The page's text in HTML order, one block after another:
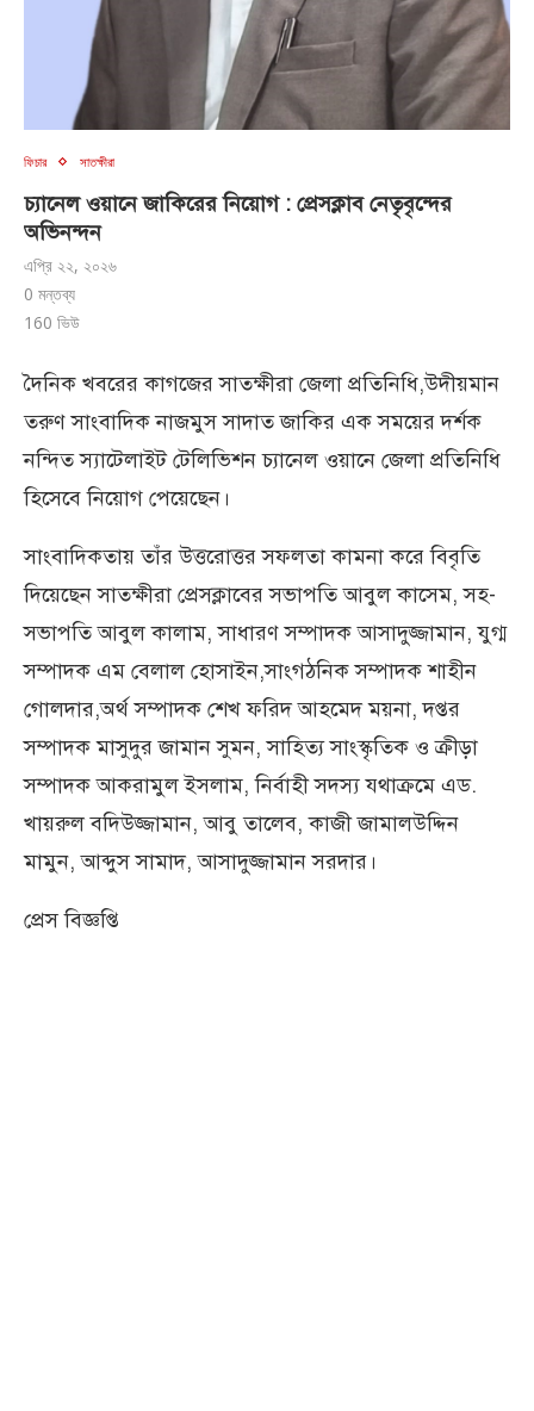
ফিচার সাতক্ষীরা
চ্যানেল ওয়ানে জাকিরের নিয়োগ : প্রেসক্লাব নেতৃবৃন্দের
অভিনন্দন
এপ্রি ২২, ২০২৬
0 মন্তব্য
160 ভিউ
দৈনিক খবরের কাগজের সাতক্ষীরা জেলা প্রতিনিধি,উদীয়মান
তরুণ সাংবাদিক নাজমুস সাদাত জাকির এক সময়ের দর্শক
নন্দিত স্যাটেলাইট টেলিভিশন চ্যানেল ওয়ানে জেলা প্রতিনিধি
হিসেবে নিয়োগ পেয়েছেন।
সাংবাদিকতায় তাঁর উত্তরোত্তর সফলতা কামনা করে বিবৃতি
দিয়েছেন সাতক্ষীরা প্রেসক্লাবের সভাপতি আবুল কাসেম, সহ-
সভাপতি আবুল কালাম, সাধারণ সম্পাদক আসাদুজ্জামান, যুগ্ম
সম্পাদক এম বেলাল হোসাইন,সাংগঠনিক সম্পাদক শাহীন
গোলদার,অর্থ সম্পাদক শেখ ফরিদ আহমেদ ময়না, দপ্তর
সম্পাদক মাসুদুর জামান সুমন, সাহিত্য সাংস্কৃতিক ও ক্রীড়া
সম্পাদক আকরামুল ইসলাম, নির্বাহী সদস্য যথাক্রমে এড.
খায়রুল বদিউজ্জামান, আবু তালেব, কাজী জামালউদ্দিন
মামুন, আব্দুস সামাদ, আসাদুজ্জামান সরদার।
প্রেস বিজ্ঞপ্তি